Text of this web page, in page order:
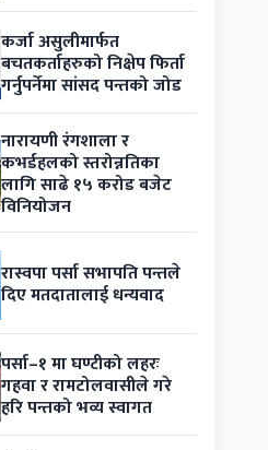
कर्जा असुलीमार्फत
बचतकर्ताहरुको निक्षेप फिर्ता
गर्नुपर्नेमा सांसद पन्तको जोड
नारायणी रंगशाला र
कभर्डहलको स्तरोन्नतिका
लागि साढे १५ करोड बजेट
विनियोजन
रास्वपा पर्सा सभापति पन्तले
दिए मतदातालाई धन्यवाद
पर्सा–१ मा घण्टीको लहरः
गहवा र रामटोलवासीले गरे
हरि पन्तको भव्य स्वागत